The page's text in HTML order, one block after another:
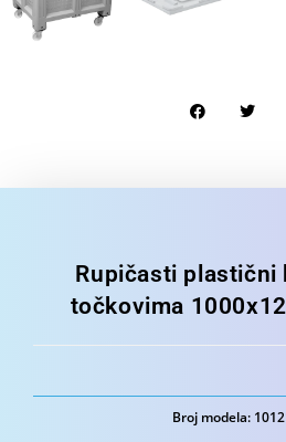
Rupičasti plastični
točkovima
Broj modela: